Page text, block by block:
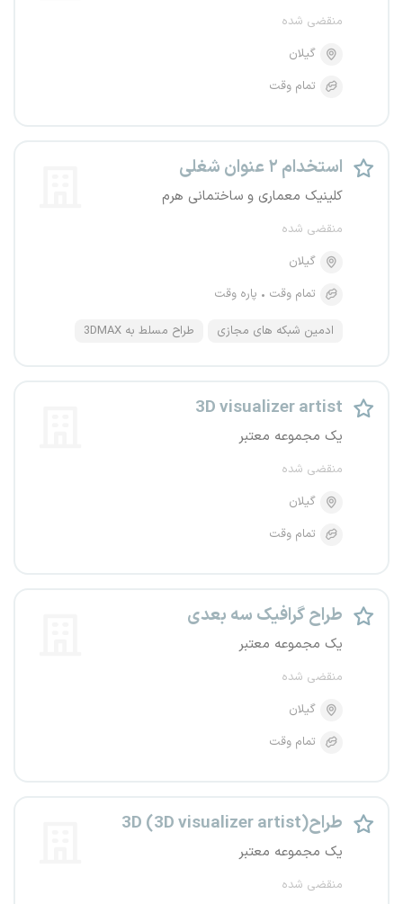
منقضی شده
گیلان
تمام وقت
استخدام ۲ عنوان شغلی
کلینیک معماری و ساختمانی هرم
منقضی شده
گیلان
تمام وقت
پاره وقت
ادمین شبکه های مجازی طراح مسلط به 3DMAX
3D visualizer artist
یک مجموعه معتبر
منقضی شده
گیلان
تمام وقت
طراح گرافیک سه بعدی
یک مجموعه معتبر
منقضی شده
گیلان
تمام وقت
طراح3D (3D visualizer artist)
یک مجموعه معتبر
منقضی شده